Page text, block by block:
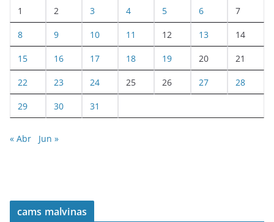
1 2 3 4 5 6 7
8 9 10 11 12 13 14
15 16 17 18 19 20 21
22 23 24 25 26 27 28
29 30 31
« Abr Jun »
cams malvinas